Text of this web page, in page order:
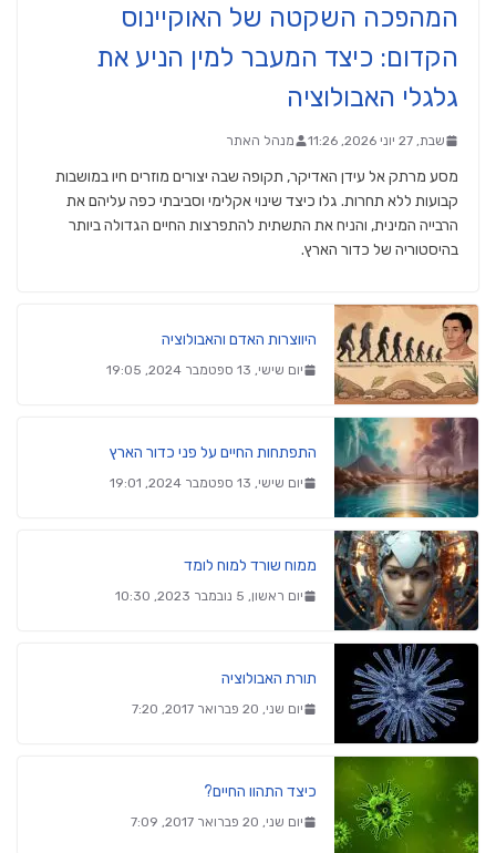
המהפכה השקטה של האוקיינוס
הקדום: כיצד המעבר למין הניע את
גלגלי האבולוציה
שבת, 27 יוני 2026, 11:26 מנהל האתר
מסע מרתק אל עידן האדיקר, תקופה שבה יצורים מוזרים חיו במושבות
קבועות ללא תחרות. גלו כיצד שינוי אקלימי וסביבתי כפה עליהם את
הרבייה המינית, והניח את התשתית להתפרצות החיים הגדולה ביותר
בהיסטוריה של כדור הארץ.
היווצרות האדם והאבולוציה
יום שישי, 13 ספטמבר 2024, 19:05
התפתחות החיים על פני כדור הארץ
יום שישי, 13 ספטמבר 2024, 19:01
ממוח שורד למוח לומד
יום ראשון, 5 נובמבר 2023, 10:30
תורת האבולוציה
יום שני, 20 פברואר 2017, 7:20
כיצד התהוו החיים?
יום שני, 20 פברואר 2017, 7:09